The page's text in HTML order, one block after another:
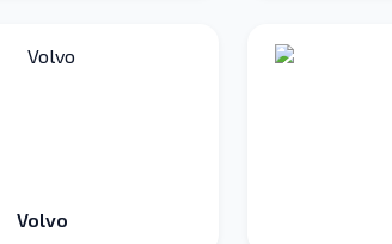
Volvo